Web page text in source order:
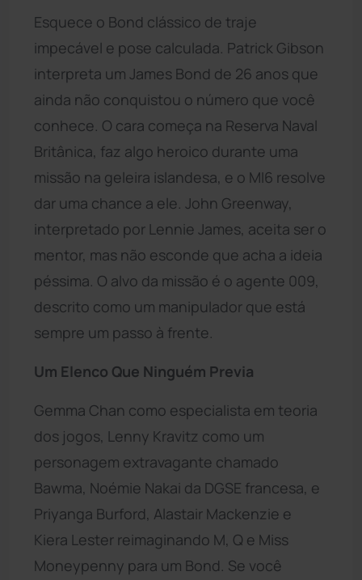
Esquece o Bond clássico de traje
impecável e pose calculada. Patrick Gibson
interpreta um James Bond de 26 anos que
ainda não conquistou o número que você
conhece. O cara começa na Reserva Naval
Britânica, faz algo heroico durante uma
missão na geleira islandesa, e o MI6 resolve
dar uma chance a ele. John Greenway,
interpretado por Lennie James, aceita ser o
mentor, mas não esconde que acha a ideia
péssima. O alvo da missão é o agente 009,
descrito como um manipulador que está
sempre um passo à frente.
Um Elenco Que Ninguém Previa
Gemma Chan como especialista em teoria
dos jogos, Lenny Kravitz como um
personagem extravagante chamado
Bawma, Noémie Nakai da DGSE francesa, e
Priyanga Burford, Alastair Mackenzie e
Kiera Lester reimaginando M, Q e Miss
Moneypenny para um Bond. Se você